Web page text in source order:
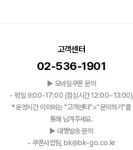
고객센터
02-536-1901
▶ 모바일쿠폰 문의
- 평일 9:00-17:00 (점심시간 12:00~13:00)
*운영시간 이외에는 "고객센터">"문의하기"를
통해 남겨주세요.
▶ 대행발송 문의
- 쿠폰사업팀, bk@bk-go.co.kr